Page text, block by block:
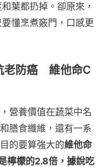
葉都扔掉。卻原來，
懂烹煮竅門，口感更
老防癌 維他命C
營養價值在蔬菜中名
膳食纖維，還有一系
的要算強大的維他命
檸檬的2.8倍，據說吃